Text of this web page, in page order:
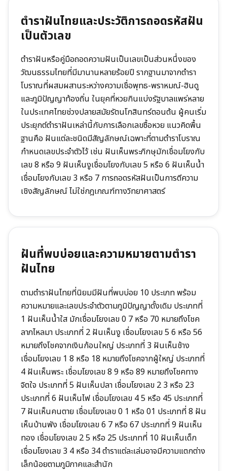
ตำราฝันไทยและประวัติการถอดรหัสฝัน
เป็นตัวเลข
ตำราฝันหรือคู่มือถอดความฝันเป็นเลขเป็นส่วนหนึ่งของ
วัฒนธรรมไทยที่มีมานานหลายร้อยปี รากฐานมาจากตำรา
โบราณที่ผสมผสานระหว่างความเชื่อพุทธ-พราหมณ์-ฮินดู
และภูมิปัญญาท้องถิ่น ในยุคที่หวยกินแบ่งรัฐบาลแพร่หลาย
ในประเทศไทยช่วงปลายสมัยรัตนโกสินทร์ตอนต้น ผู้คนเริ่ม
ประยุกต์ตำราฝันเหล่านี้กับการเลือกเลขซื้อหวย แนวคิดพื้น
ฐานคือ ฝันแต่ละชนิดมีสัญลักษณ์เฉพาะที่ตามตำราโบราณ
กำหนดเลขประจำตัวไว้ เช่น ฝันเห็นพระภิกษุมักเชื่อมโยงกับ
เลข 8 หรือ 9 ฝันเห็นงูเชื่อมโยงกับเลข 5 หรือ 6 ฝันเห็นน้ำ
เชื่อมโยงกับเลข 3 หรือ 7 การถอดรหัสฝันเป็นการตีความ
เชิงสัญลักษณ์ ไม่ใช่กฎเกณฑ์ทางวิทยาศาสตร์
ฝันที่พบบ่อยและความหมายตามตำรา
ฝันไทย
ตามตำราฝันไทยที่นิยมมีฝันที่พบบ่อย 10 ประเภท พร้อม
ความหมายและเลขประจำตัวตามภูมิปัญญาดั้งเดิม ประเภทที่
1 ฝันเห็นน้ำใส มักเชื่อมโยงเลข 0 7 หรือ 70 หมายถึงโชค
ลาภไหลมา ประเภทที่ 2 ฝันเห็นงู เชื่อมโยงเลข 5 6 หรือ 56
หมายถึงโชคจากเงินก้อนใหญ่ ประเภทที่ 3 ฝันเห็นช้าง
เชื่อมโยงเลข 1 8 หรือ 18 หมายถึงโชคจากผู้ใหญ่ ประเภทที่
4 ฝันเห็นพระ เชื่อมโยงเลข 8 9 หรือ 89 หมายถึงโชคทาง
จิตใจ ประเภทที่ 5 ฝันเห็นปลา เชื่อมโยงเลข 2 3 หรือ 23
ประเภทที่ 6 ฝันเห็นไฟ เชื่อมโยงเลข 4 5 หรือ 45 ประเภทที่
7 ฝันเห็นคนตาย เชื่อมโยงเลข 0 1 หรือ 01 ประเภทที่ 8 ฝัน
เห็นบ้านพัง เชื่อมโยงเลข 6 7 หรือ 67 ประเภทที่ 9 ฝันเห็น
ทอง เชื่อมโยงเลข 2 5 หรือ 25 ประเภทที่ 10 ฝันเห็นเด็ก
เชื่อมโยงเลข 3 4 หรือ 34 ตำราแต่ละเล่มอาจมีความแตกต่าง
เล็กน้อยตามภูมิภาคและสำนัก